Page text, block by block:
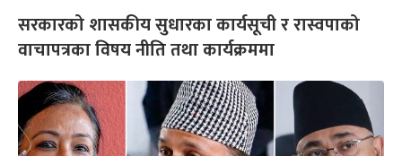
सरकारको शासकीय सुधारका कार्यसूची र रास्वपाको
वाचापत्रका विषय नीति तथा कार्यक्रममा